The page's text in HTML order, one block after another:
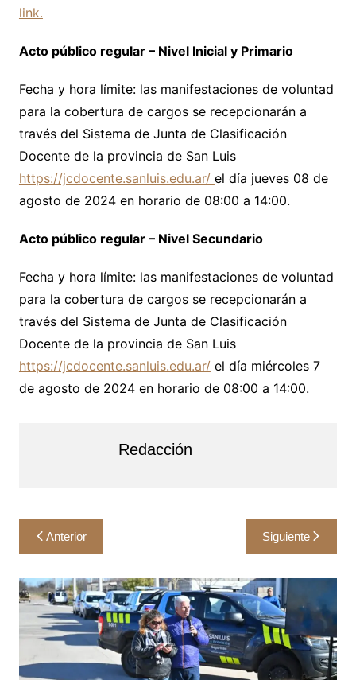
link.
Acto público regular – Nivel Inicial y Primario
Fecha y hora límite: las manifestaciones de voluntad
para la cobertura de cargos se recepcionarán a
través del Sistema de Junta de Clasificación
Docente de la provincia de San Luis
https://jcdocente.sanluis.edu.ar/ el día jueves 08 de
agosto de 2024 en horario de 08:00 a 14:00.
Acto público regular – Nivel Secundario
Fecha y hora límite: las manifestaciones de voluntad
para la cobertura de cargos se recepcionarán a
través del Sistema de Junta de Clasificación
Docente de la provincia de San Luis
https://jcdocente.sanluis.edu.ar/el día miércoles 7
de agosto de 2024 en horario de 08:00 a 14:00.
Redacción
Navegación
de
entradas
Anterior Siguiente